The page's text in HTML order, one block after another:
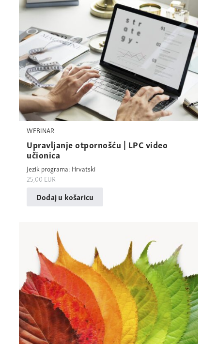
WEBINAR
Upravljanje otpornošću | LPC video
učionica
Jezik programa: Hrvatski
25,00 EUR
Dodaj u košaricu